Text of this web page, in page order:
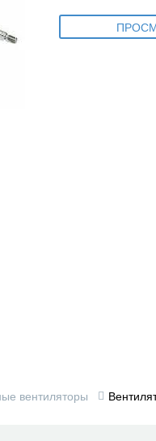
вентиляторы